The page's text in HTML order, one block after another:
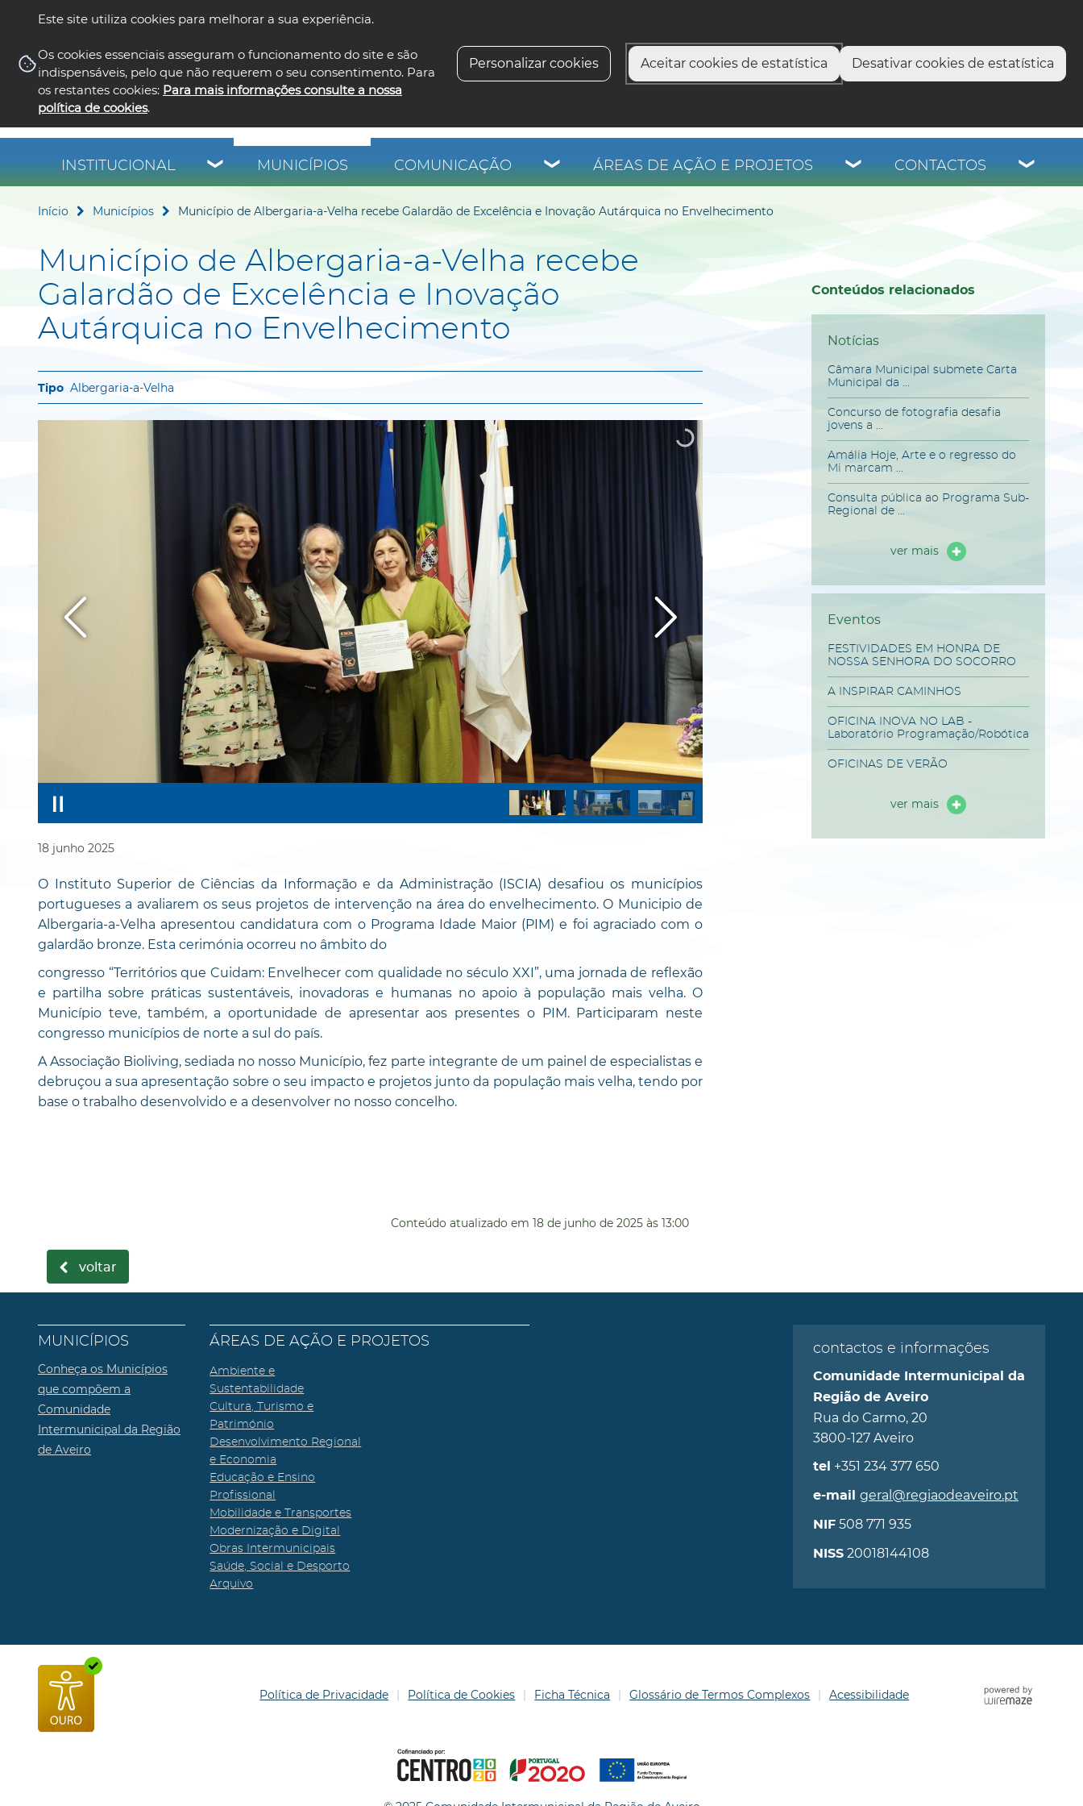
Este site utiliza cookies para melhorar a sua experiência.
Os cookies essenciais asseguram o funcionamento do site e são
indispensáveis, pelo que não requerem o seu consentimento. Para
os restantes cookies: Para mais informações consulte a nossa
política de cookies.
Personalizar cookies Aceitar cookies de estatística Desativar cookies de estatística
INSTITUCIONAL MUNICÍPIOS COMUNICAÇÃO ÁREAS DE AÇÃO E PROJETOS CONTACTOS
Início Municípios Município de Albergaria-a-Velha recebe Galardão de Excelência e Inovação Autárquica no Envelhecimento
Município de Albergaria-a-Velha recebe
Galardão de Excelência e Inovação
Autárquica no Envelhecimento
Albergaria-a-Velha
18 junho 2025
O Instituto Superior de Ciências da Informação e da Administração (ISCIA) desafiou os municípios
portugueses a avaliarem os seus projetos de intervenção na área do envelhecimento. O Municipio de
Albergaria-a-Velha apresentou candidatura com o Programa Idade Maior (PIM) e foi agraciado com o
galardão bronze. Esta cerimónia ocorreu no âmbito do
congresso “Territórios que Cuidam: Envelhecer com qualidade no século XXI”, uma jornada de reflexão
e partilha sobre práticas sustentáveis, inovadoras e humanas no apoio à população mais velha. O
Município teve, também, a oportunidade de apresentar aos presentes o PIM. Participaram neste
congresso municípios de norte a sul do país.
A Associação Bioliving, sediada no nosso Município, fez parte integrante de um painel de especialistas e
debruçou a sua apresentação sobre o seu impacto e projetos junto da população mais velha, tendo por
base o trabalho desenvolvido e a desenvolver no nosso concelho.
Conteúdos relacionados
Notícias
Câmara Municipal submete Carta
Municipal da ...
Concurso de fotografia desafia
jovens a ...
Amália Hoje, Arte e o regresso do
Mi marcam ...
Consulta pública ao Programa Sub-
Regional de ...
ver mais
Eventos
FESTIVIDADES EM HONRA DE
NOSSA SENHORA DO SOCORRO
A INSPIRAR CAMINHOS
OFICINA INOVA NO LAB -
Laboratório Programação/Robótica
OFICINAS DE VERÃO
ver mais
Conteúdo atualizado em 18 de junho de 2025 às 13:00
voltar
MUNICÍPIOS
Conheça os Municípios
que compõem a
Comunidade
Intermunicipal da Região
de Aveiro
ÁREAS DE AÇÃO E PROJETOS
Ambiente e
Sustentabilidade
Cultura, Turismo e
Património
Desenvolvimento Regional
e Economia
Educação e Ensino
Profissional
Mobilidade e Transportes
Modernização e Digital
Obras Intermunicipais
Saúde, Social e Desporto
Arquivo
contactos e informações
Comunidade Intermunicipal da
Região de Aveiro
Rua do Carmo, 20
3800-127 Aveiro
tel +351 234 377 650
e-mail geral@regiaodeaveiro.pt
NIF508 771 935
NISS20018144108
Política de Privacidade Política de Cookies Ficha Técnica Glossário de Termos Complexos Acessibilidade